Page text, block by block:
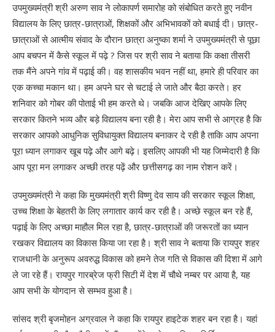
उपमुख्यमंत्री श्री अरुण साव ने लोकापर्ण समारोह को संबोधित करते हुए नवीन
विद्यालय के लिए छात्र-छात्राओं, शिक्षकों और अभिभावकों को बधाई दी। छात्र-
छात्राओं से आत्मीय संवाद के दौरान छात्रा अनुष्का शर्मा ने उपमुख्यमंत्री से पूछा
आप बचपन में कैसे स्कूल में पढ़े ? जिस पर श्री साव ने बताया कि कक्षा तीसरी
तक मैंने अपने गांव में पढ़ाई की। वह शासकीय भवन नहीं था, हमारे ही परिवार का
एक कच्चा मकान था। हम अपने घर से चटाई ले जाते और बैठा करते। हर
शनिवार को गोबर की पोताई भी हम करते थे। जबकि आज देखिए आपके लिए
सरकार कितने भव्य और बड़े विद्यालय बना रही है। मेरा आप सभी से आग्रह है कि
सरकार आपको आधुनिक सुविधायुक्त विद्यालय बनाकर दे रही है ताकि आप अपना
पूरा ध्यान लगाकर खूब पढ़े और आगे बढ़े। इसलिए आपकी भी यह जिम्मेदारी है कि
आप पूरा मन लगाकर अच्छी तरह पढ़ें और छत्तीसगढ़ का नाम रोशन करें।
उपमुख्यमंत्री ने कहा कि मुख्यमंत्री श्री विष्णु देव साय की सरकार स्कूल शिक्षा,
उच्च शिक्षा के बेहतरी के लिए लगातार कार्य कर रही है। अच्छे स्कूल बन रहे हैं,
पढ़ाई के लिए अच्छा माहौल मिल रहा है, छात्र-छात्राओं की जरूरतों का ध्यान
रखकर विद्यालय का विकास किया जा रहा है। श्री साव ने बताया कि रायपुर शहर
राजधानी के अनुरूप अवरुद्ध विकास को हमने तेज गति से विकास की दिशा में आगे
ले जा रहे हैं। रायपुर गारब्रेज फ्री सिटी में देश में चौथे नम्बर पर आया है, यह
आप सभी के योगदान से सम्भव हुआ है।
सांसद श्री बृजमोहन अग्रवाल ने कहा कि रायपुर हाइटेक शहर बन रहा है। यहां